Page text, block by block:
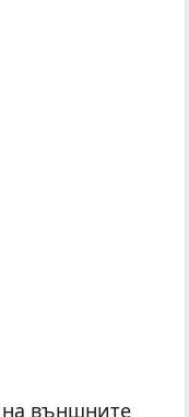
на външните